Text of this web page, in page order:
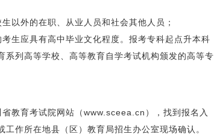
外的在职、从业人员和社会其他人员；
应具有高中毕业文化程度。报考专科起点升本科
列高等学校、高等教育自学考试机构颁发的高等专
育考试院网站（www.sceea.cn），找到报名入
作所在地县（区）教育局招生办公室现场确认。